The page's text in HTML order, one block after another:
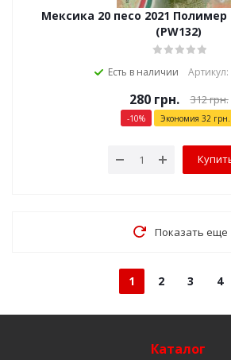
Мексика 20 песо 2021 Полимер
(PW132)
Есть в наличии
280грн. 312грн.
-10% Экономия 32 грн.
Показать еще
1 2 3 4
Каталог